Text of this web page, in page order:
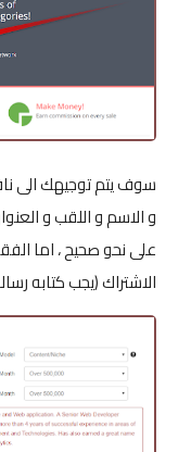
سوف يتم توجيهك الى
و الاسم و اللقب و
على نحو صحيح ، اما
الاشتراك (يجب كتابه